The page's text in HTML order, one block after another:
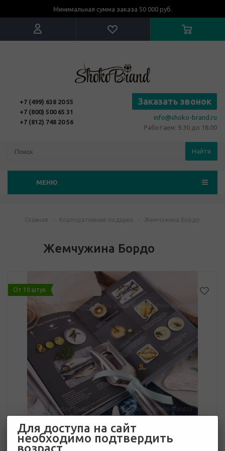
Минимальная сумма заказа 50 000 руб.
+7 (499) 638 20 55
+7 (800) 500 65 31
+7 (812) 748 20 56
Заказать звонок
info@shoko-brand.ru
Работаем: 9.30 до 18.00
Найти
МЕНЮ
Главная - Корпоративные подарки - Жемчужина Бордо
Жемчужина Бордо
От 10 штук
Для доступа на сайт
необходимо подтвердить
возраст